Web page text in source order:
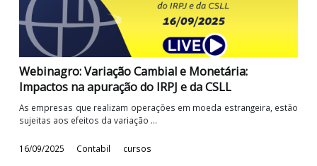
Webinagro: Atualizações no cálculo do PAT